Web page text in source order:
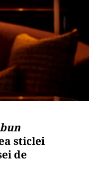
sticlei
de